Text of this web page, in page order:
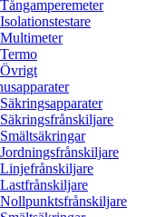
Tångamperemeter
Isolationstestare
Multimeter
Termo
Övrigt
Säkringsapparater
Säkringsfrånskiljare
Smältsäkringar
Jordningsfrånskiljare
Linjefrånskiljare
Lastfrånskiljare
Nollpunktsfrånskiljare